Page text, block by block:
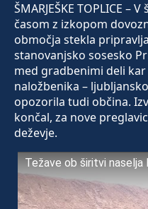
ŠMARJEŠKE TOPLICE –
časom z izkopom
območja stekla
stanovanjsko sosesko
med gradbenimi deli
naložbenika –
opozorila tudi občina.
končal, za nove
deževje.
Težave ob širitvi naselja